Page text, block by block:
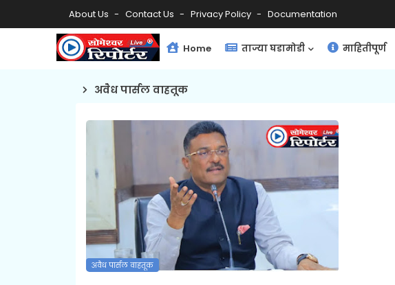
About Us Contact Us Privacy Policy Documentation
Home ताज्या घडामोडी माहितीपूर्ण
अवैध पार्सल वाहतूक
अवैध पार्सल वाहतूक